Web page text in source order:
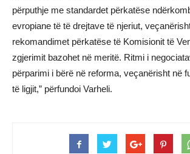
përputhje me standardet përkatëse
evropiane të të drejtave të njeriut,
rekomandimet përkatëse të Komisionit të
zgjerimit bazohet në meritë. Ritmi i
përparimi i bërë në reforma, veçanërisht në
të ligjit,” përfundoi Varheli.